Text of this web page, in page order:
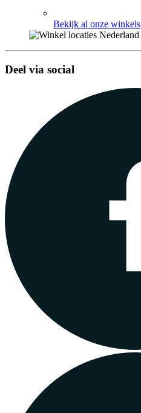
Bekijk al onze winkels
Deel via social